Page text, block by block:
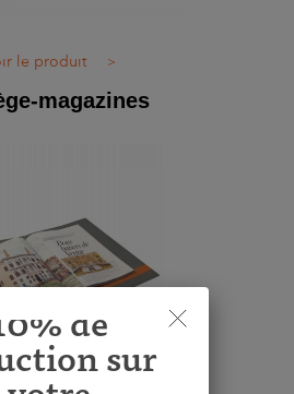
le produit >
magazines
de
sur